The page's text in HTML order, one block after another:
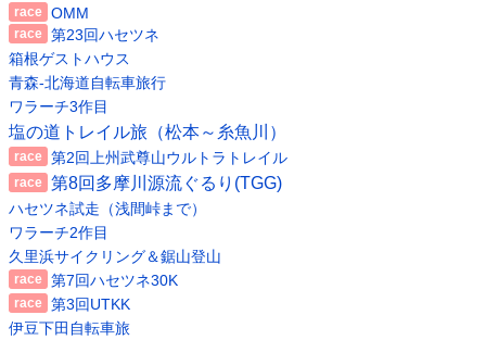
OMM
第23回ハセツネ
箱根ゲストハウス
青森-北海道自転車旅行
ワラーチ3作目
塩の道トレイル旅（松本～糸魚川）
第2回上州武尊山ウルトラトレイル
第8回多摩川源流ぐるり(TGG)
ハセツネ試走（浅間峠まで）
ワラーチ2作目
久里浜サイクリング＆鋸山登山
第7回ハセツネ30K
第3回UTKK
伊豆下田自転車旅